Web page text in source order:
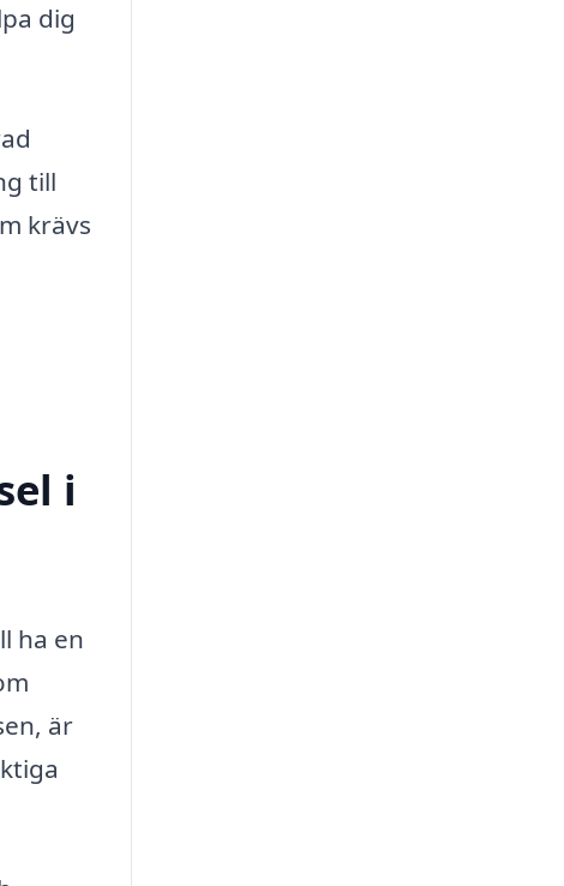
dig
till
krävs
i
ha en
är